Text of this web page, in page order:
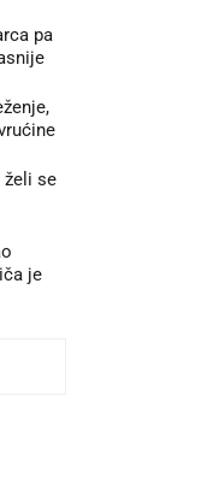
pa
želi se
je